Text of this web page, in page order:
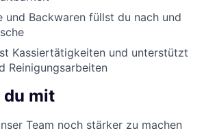
und Backwaren füllst du nach und
Kassiertätigkeiten und unterstützt
Reinigungsarbeiten
du mit
Team noch stärker zu machen